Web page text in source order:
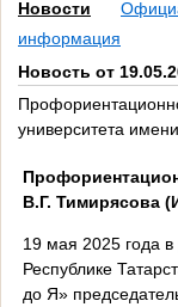
Новости
информация
Новость от
университета
В.Г. Тимирясова
19 мая 2025 года
Республике
до Я»